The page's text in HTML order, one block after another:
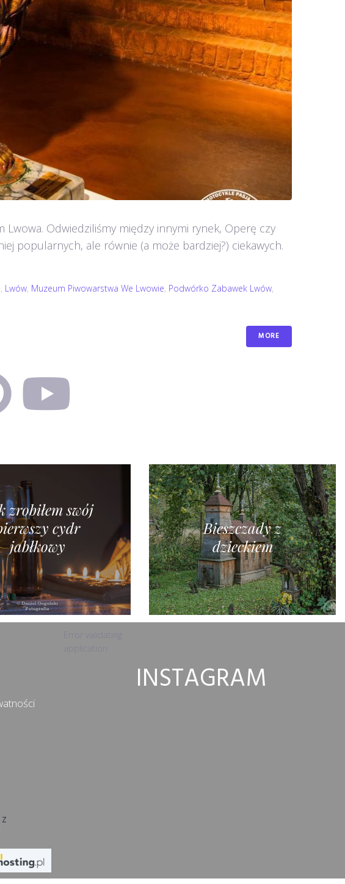
Odwiedziliśmy między innymi rynek, Operę czy
popularnych, ale równie (a może bardziej?) ciekawych.
, Lwów, Muzeum Piwowarstwa We Lwowie, Podwórko Zabawek Lwów,
MORE
zrobiłem swój
cydr
jabłkowy
Bieszczady z
dzieckiem
INSTAGRAM